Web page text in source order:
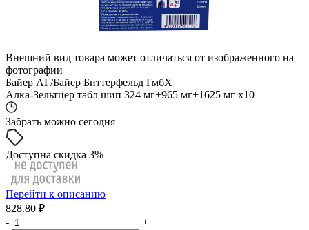
Внешний вид товара может отличаться от изображенного на
фотографии
Байер АГ/Байер Биттерфельд ГмбХ
Алка-Зельтцер табл шип 324 мг+965 мг+1625 мг x10
Забрать можно сегодня
Доступна скидка 3%
Перейти к описанию
828.80 ₽
-
+